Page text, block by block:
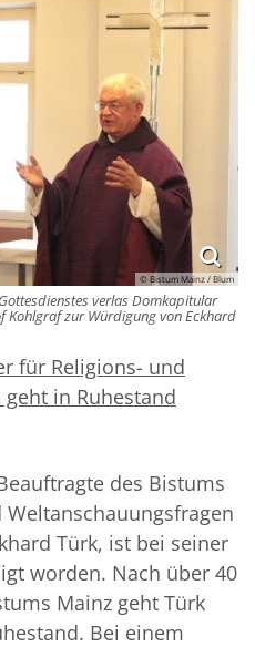
© Bistum Mainz / Blum
verlas Domkapitular
Kohlgraf zur Würdigung von Eckhard
für Religions- und
in Ruhestand
des Bistums
Türk, ist bei seiner
worden. Nach über 40
Mainz geht Türk
Bei einem